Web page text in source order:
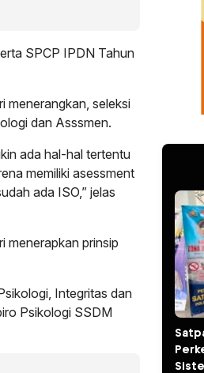
SPCP IPDN Tahun
menerangkan, seleksi
dan Asssmen.
ada hal-hal tertentu
memiliki asessment
ada ISO,” jelas
menerapkan prinsip
Integritas dan
Psikologi SSDM